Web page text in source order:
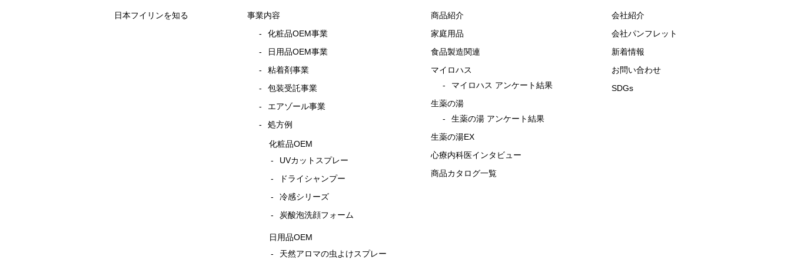
日本フイリンを知る
事業内容
化粧品OEM事業
日用品OEM事業
粘着剤事業
包装受託事業
エアゾール事業
処方例
化粧品OEM
UVカットスプレー
ドライシャンプー
冷感シリーズ
炭酸泡洗顔フォーム
日用品OEM
天然アロマの虫よけスプレー
商品紹介
家庭用品
食品製造関連
マイロハス
マイロハス アンケート結果
生薬の湯
生薬の湯 アンケート結果
生薬の湯EX
心療内科医インタビュー
商品カタログ一覧
会社紹介
会社パンフレット
新着情報
お問い合わせ
SDGs